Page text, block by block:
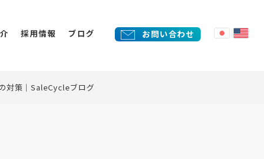
ソリューション事業
採用情報 ブログ お問い合わせ
対策｜SaleCycleブログ